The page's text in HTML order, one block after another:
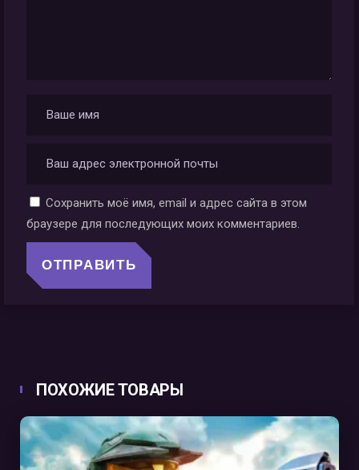
Сохранить моё имя, email и адрес сайта в этом
браузере для последующих моих комментариев.
ПОХОЖИЕ ТОВАРЫ